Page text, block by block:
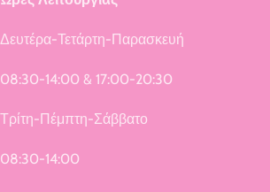
Δευτέρα-Τετάρτη-Παρασκευή
08:30-14:00 & 17:00-20:30
Τρίτη-Πέμπτη-Σάββατο
08:30-14:00